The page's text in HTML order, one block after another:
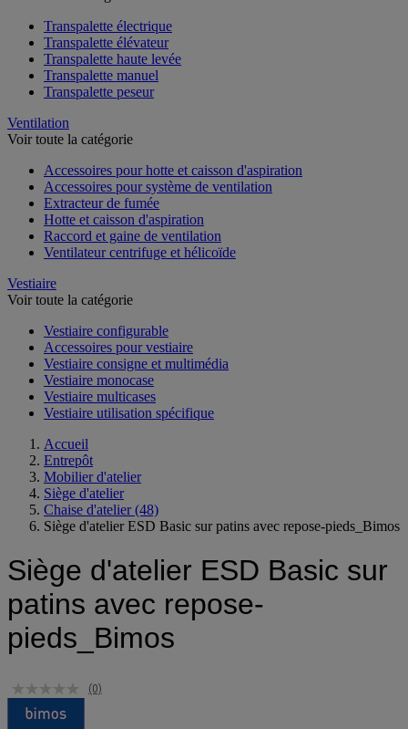
Transpalette électrique
Transpalette élévateur
Transpalette haute levée
Transpalette manuel
Transpalette peseur
Ventilation
Voir toute la catégorie
Accessoires pour hotte et caisson d'aspiration
Accessoires pour système de ventilation
Extracteur de fumée
Hotte et caisson d'aspiration
Raccord et gaine de ventilation
Ventilateur centrifuge et hélicoïde
Vestiaire
Voir toute la catégorie
Vestiaire configurable
Accessoires pour vestiaire
Vestiaire consigne et multimédia
Vestiaire monocase
Vestiaire multicases
Vestiaire utilisation spécifique
Accueil
Entrepôt
Mobilier d'atelier
Siège d'atelier
Chaise d'atelier (48)
Siège d'atelier ESD Basic sur patins avec repose-pieds_Bimos
Siège d'atelier ESD Basic sur
patins avec repose-
pieds_Bimos
(0)